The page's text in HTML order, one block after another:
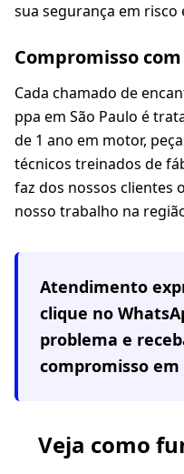
sua segurança em
Compromisso
Cada chamado de
ppa em São Paulo é
de 1 ano em motor,
técnicos treinados de
faz dos nossos clientes
nosso trabalho na
Atendimento
clique no
problema e
compromisso
Veja como